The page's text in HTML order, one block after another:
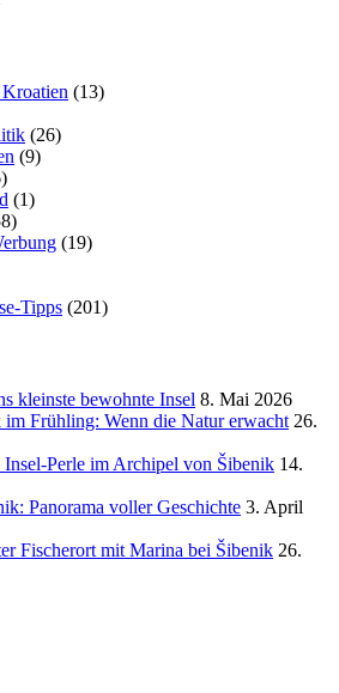
(13)
(26)
(9)
(1)
(19)
Tipps (201)
kleinste bewohnte Insel 8. Mai 2026
Frühling: Wenn die Natur erwacht 26.
Perle im Archipel von Šibenik 14.
Panorama voller Geschichte 3. April
Fischerort mit Marina bei Šibenik 26.